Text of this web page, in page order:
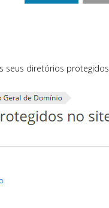
seus diretórios